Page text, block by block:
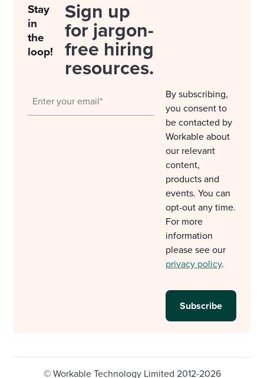
Stay
in
the
loop!
Sign up
for jargon-
free hiring
resources.
By subscribing,
you consent to
be contacted by
Workable about
our relevant
content,
products and
events. You can
opt-out any time.
For more
information
please see our
privacy policy.
© Workable Technology Limited 2012-2026